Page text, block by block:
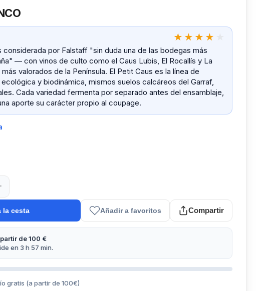
considerada por Falstaff "sin duda una de las bodegas más
— con vinos de culto como el Caus Lubis, El Rocallís y La
valorados de la Península. El Petit Caus es la línea de
y biodinámica, mismos suelos calcáreos del Garraf,
Cada variedad fermenta por separado antes del ensamblaje,
aporte su carácter propio al coupage.
la cesta Añadir a favoritos Compartir
de 100 €
en 3 h 57 min.
gratis (a partir de 100€)